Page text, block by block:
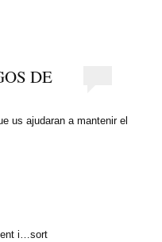
DE
us ajudaran a mantenir el
i…sort